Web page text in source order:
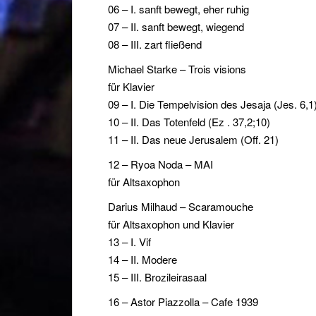
06 – I. sanft bewegt, eher ruhig
07 – II. sanft bewegt, wiegend
08 – III. zart fließend
Michael Starke – Trois visions
für Klavier
09 – I. Die Tempelvision des Jesaja (Jes.
10 – II. Das Totenfeld (Ez . 37,2;10)
11 – II. Das neue Jerusalem (Off. 21)
12 – Ryoa Noda – MAI
für Altsaxophon
Darius Milhaud – Scaramouche
für Altsaxophon und Klavier
13 – I. Vif
14 – II. Modere
15 – III. Brozileirasaal
16 – Astor Piazzolla – Cafe 1939